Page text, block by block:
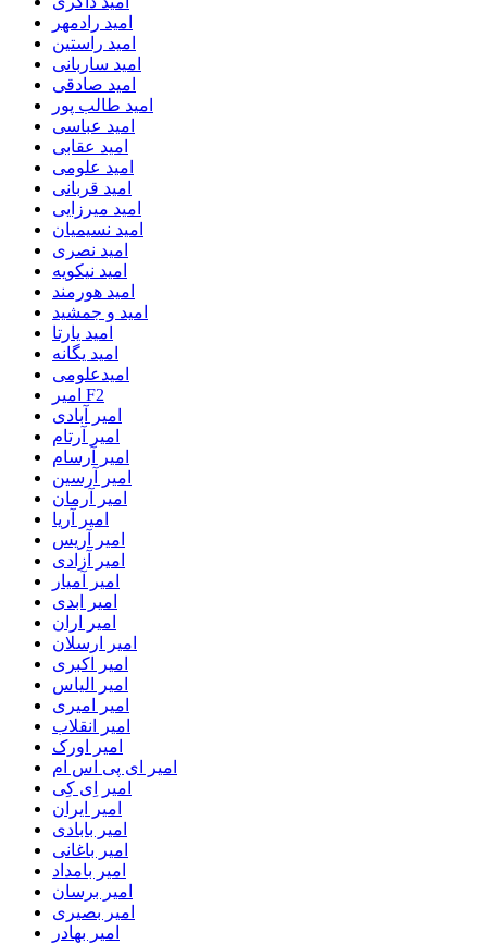
امید رادمهر
امید راستین
امید ساربانی
امید صادقی
امید طالب پور
امید عباسی
امید عقابی
امید علومی
امید قربانی
امید میرزایی
امید نسیمیان
امید نصری
امید نیکویه
امید هورمند
امید و جمشید
امید یارتا
امید یگانه
امیدعلومی
امیر F2
امیر آبادی
امیر آرتام
امیر آرسام
امیر آرسین
امیر آرمان
امیر آریا
امیر آریس
امیر آزادی
امیر آمیار
امیر ابدی
امیر اران
امیر ارسلان
امیر اکبری
امیر الیاس
امیر امیری
امیر انقلاب
امیر اورک
امیر ای پی اس ام
امیر اِی کِی
امیر ایران
امیر بابادی
امیر باغانی
امیر بامداد
امیر برسان
امیر بصیری
امیر بهادر